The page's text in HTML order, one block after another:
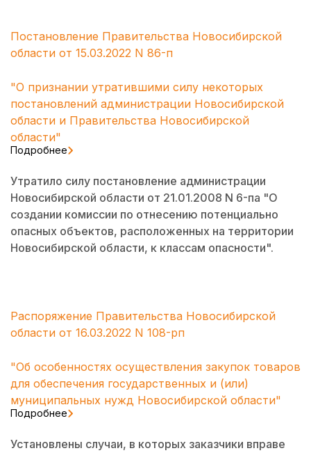
Постановление Правительства Новосибирской
области от 15.03.2022 N 86-п
"О признании утратившими силу некоторых
постановлений администрации Новосибирской
области и Правительства Новосибирской
области"
Подробнее
Утратило силу постановление администрации
Новосибирской области от 21.01.2008 N 6-па "О
создании комиссии по отнесению потенциально
опасных объектов, расположенных на территории
Новосибирской области, к классам опасности".
Распоряжение Правительства Новосибирской
области от 16.03.2022 N 108-рп
"Об особенностях осуществления закупок товаров
для обеспечения государственных и (или)
муниципальных нужд Новосибирской области"
Подробнее
Установлены случаи, в которых заказчики вправе